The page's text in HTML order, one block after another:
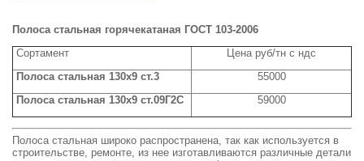
Полоса стальная горячекатаная ГОСТ 103-2006
Сортамент
Цена руб/тн с ндс
Полоса стальная 130x9 ст.3
55000
Полоса стальная 130x9 ст.09Г2С
59000
Полоса стальная широко распространена, так как используется в
строительстве, ремонте, из нее изготавливаются различные детали